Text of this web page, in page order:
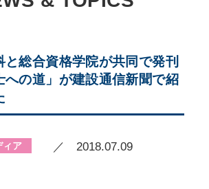
と総合資格学院が共同で発刊
への道」が建設通信新聞で紹
ィア ／ 2018.07.09